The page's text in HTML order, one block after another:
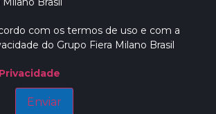
com os termos de uso e com a
do Grupo Fiera Milano Brasil